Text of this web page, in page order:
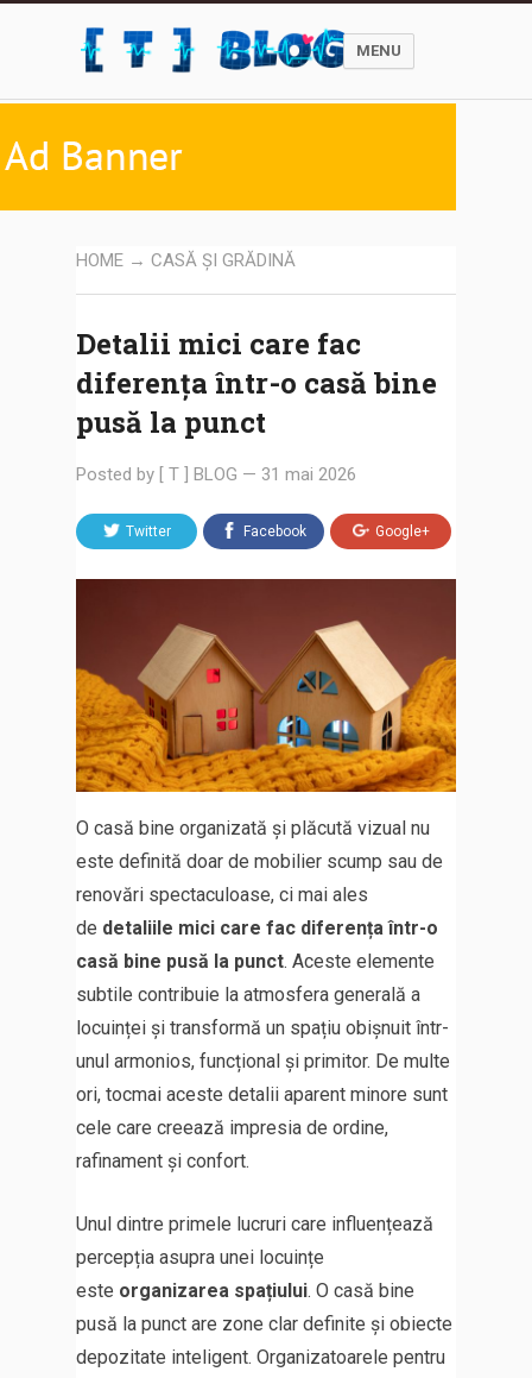
MENU
HOME → CASĂ ȘI GRĂDINĂ
Detalii mici care fac
diferența într-o casă bine
pusă la punct
Posted by [ T ] BLOG — 31 mai 2026
Twitter Facebook Google+
O casă bine organizată și plăcută vizual nu
este definită doar de mobilier scump sau de
renovări spectaculoase, ci mai ales
de detaliile mici care fac diferența într-o
casă bine pusă la punct. Aceste elemente
subtile contribuie la atmosfera generală a
locuinței și transformă un spațiu obișnuit într-
unul armonios, funcțional și primitor. De multe
ori, tocmai aceste detalii aparent minore sunt
cele care creează impresia de ordine,
rafinament și confort.
Unul dintre primele lucruri care influențează
percepția asupra unei locuințe
este organizarea spațiului. O casă bine
pusă la punct are zone clar definite și obiecte
depozitate inteligent. Organizatoarele pentru